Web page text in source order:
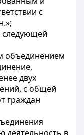
с
следующей
объединением
двух
с общей
граждан